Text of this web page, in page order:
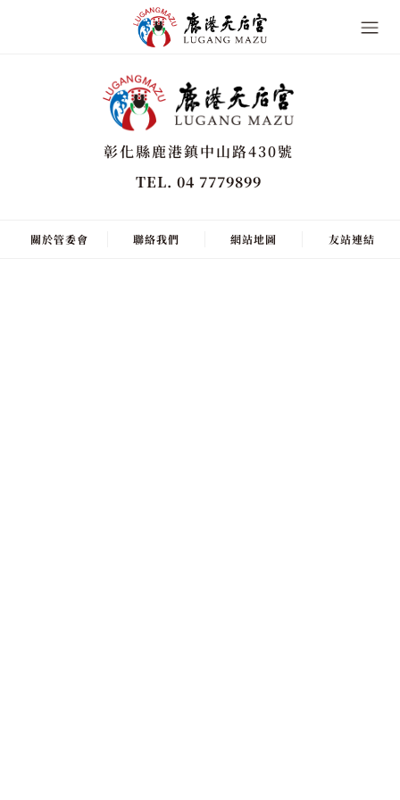
彰化縣鹿港鎮中山路430號
TEL. 04 7779899
關於管委會 聯絡我們 網站地圖 友站連結